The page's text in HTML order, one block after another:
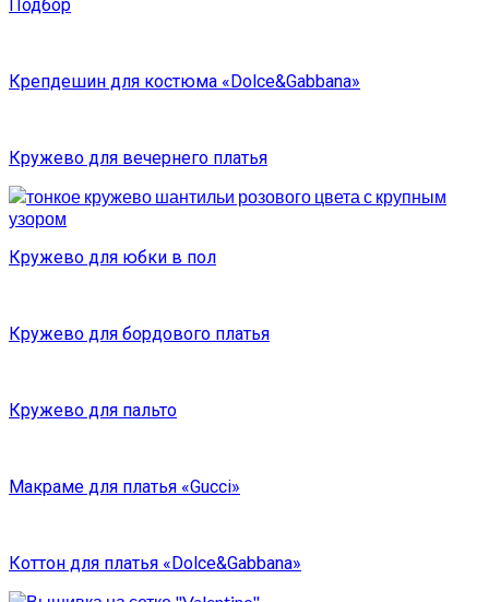
Подбор
Крепдешин для костюма «Dolce&Gabbana»
Кружево для вечернего платья
Кружево для юбки в пол
Кружево для бордового платья
Кружево для пальто
Макраме для платья «Gucci»
Коттон для платья «Dolce&Gabbana»